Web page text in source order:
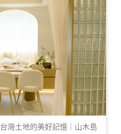
灣土地的美好記憶｜山木島